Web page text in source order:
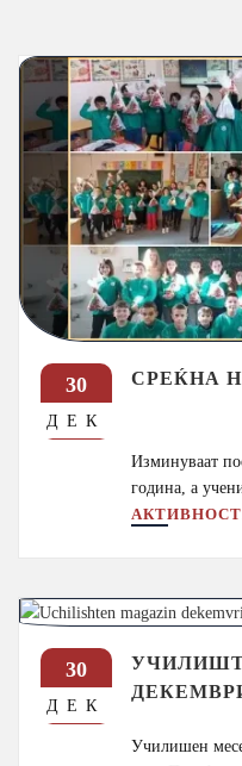
30
ДЕК
СРЕЌНА
Изминуваат
година, а
30
ДЕК
Училишен